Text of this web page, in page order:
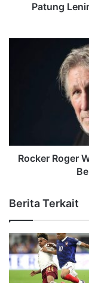
Patung
Rocker Roger
Berita Terkait